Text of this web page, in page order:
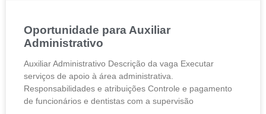
Oportunidade para Auxiliar
Administrativo
Auxiliar Administrativo Descrição da vaga Executar
serviços de apoio à área administrativa.
Responsabilidades e atribuições Controle e pagamento
de funcionários e dentistas com a supervisão